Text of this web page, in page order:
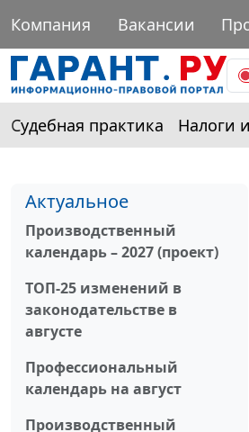
Компания Вакансии
Судебная практика Налоги
Актуальное
Производственный
календарь – 2027 (проект)
ТОП-25 изменений в
законодательстве в
августе
Профессиональный
календарь на август
Производственный